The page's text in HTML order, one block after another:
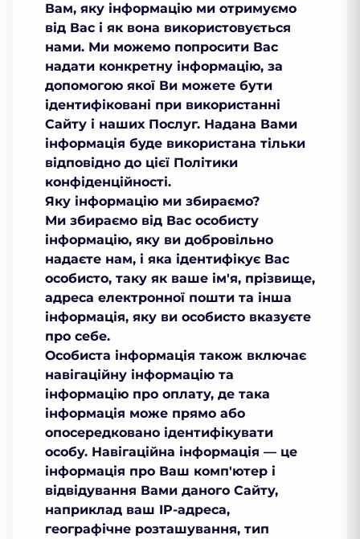
Вам, яку інформацію ми отримуємо
від Вас і як вона використовується
нами. Ми можемо попросити Вас
надати конкретну інформацію, за
допомогою якої Ви можете бути
ідентифіковані при використанні
Сайту і наших Послуг. Надана Вами
інформація буде використана тільки
відповідно до цієї Політики
конфіденційності.
Яку інформацію ми збираємо?
Ми збираємо від Вас особисту
інформацію, яку ви добровільно
надаєте нам, і яка ідентифікує Вас
особисто, таку як ваше ім'я, прізвище,
адреса електронної пошти та інша
інформація, яку ви особисто вказуєте
про себе.
Особиста інформація також включає
навігаційну інформацію та
інформацію про оплату, де така
інформація може прямо або
опосередковано ідентифікувати
особу. Навігаційна інформація — це
інформація про Ваш комп'ютер і
відвідування Вами даного Сайту,
наприклад ваш IP-адреса,
географічне розташування, тип